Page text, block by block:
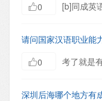
0
请问国家汉语职业能
0
深圳后海哪个地方有